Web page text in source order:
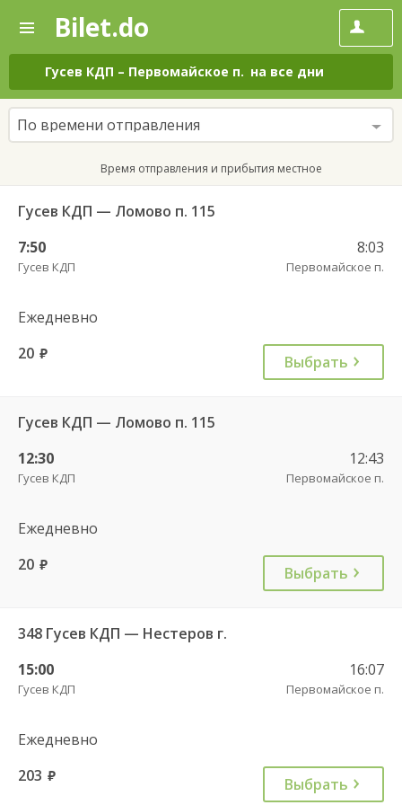
—
Поиск
и
покупка
билетов
на
автобус
онлайн
Bilet.do
Гусев КДП – Первомайское п. на все дни
По времени отправления
Время отправления и прибытия местное
Гусев КДП — Ломово п. 115
7:50
Гусев КДП
8:03
Первомайское п.
Ежедневно
20 руб. Выбрать
Гусев КДП — Ломово п. 115
12:30
Гусев КДП
12:43
Первомайское п.
Ежедневно
20 руб. Выбрать
348 Гусев КДП — Нестеров г.
15:00
Гусев КДП
16:07
Первомайское п.
Ежедневно
203 руб. Выбрать